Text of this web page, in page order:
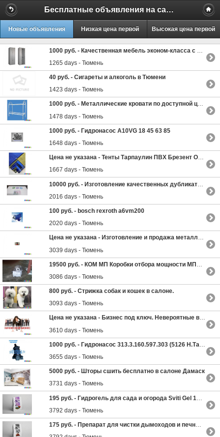
Бесплатные объявления на сайте MILAMO.ru
Новые объявления Низкая цена первой Высокая цена первой
1000 руб. - Качественная мебель эконом-класса с доставкой
1265 days - Тюмень
40 руб. - Сигареты и алкоголь в Тюмени
1423 days - Тюмень
1000 руб. - Металлические кровати по доступной цене, кровати одноярусные
1478 days - Тюмень
1000 руб. - Гидронасос A10VG 18 45 63 85
1648 days - Тюмень
Цена не указана - Тенты Тарпаулин ПВХ Брезент Оксфорд по России
1667 days - Тюмень
10000 руб. - Изготовление качественных дубликатов водительских прав
2016 days - Тюмень
100 руб. - bosch rexroth a6vm200
2020 days - Тюмень
Цена не указана - Изготовление и продажа металлической мебели
3039 days - Тюмень
19500 руб. - КОМ МП Коробки отбора мощности МП58-4202010
3086 days - Тюмень
800 руб. - Стрижка собак и кошек в салоне.
3093 days - Тюмень
Цена не указана - Бизнес под ключ. Невероятные возможности в сфере услуг!
3610 days - Тюмень
1000 руб. - Гидронасос 313.3.160.597.303 (5126 Н.Тагил)
3655 days - Тюмень
5000 руб. - Шторы сшить бесплатно в салоне Дамаск
3731 days - Тюмень
195 руб. - Гидрогель для сада и огорода Sviti Gel 100гр
3792 days - Тюмень
175 руб. - Препарат для чистки дымоходов и печных труб Sviti Black 100гр